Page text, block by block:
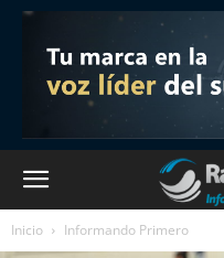
Inicio Informando Primero